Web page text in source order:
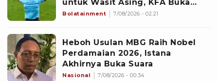
untuk Wasit Asing, KFA Buka
Suara
Bolatainment 7/08/2026 - 02:21
Heboh Usulan MBG Raih Nobel
Perdamaian 2026, Istana
Akhirnya Buka Suara
Nasional 7/08/2026 - 00:34